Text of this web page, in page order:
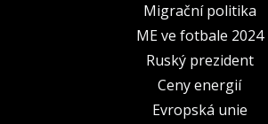
Migrační politika
ME ve fotbale 2024
Ruský prezident
Ceny energií
Evropská unie